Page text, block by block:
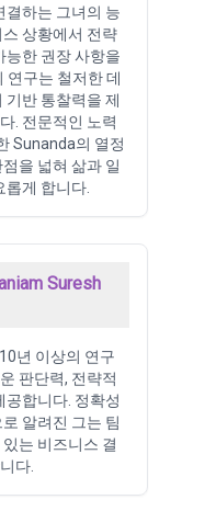
결하는 그녀의 능
상황에서 전략
능한 권장 사항을
연구는 철저한 데
기반 통찰력을 제
. 전문적인 노력
Sunanda의 열정
을 넓혀 삶과 일
게 합니다.
Suresh
년 이상의 연구
판단력, 전략적
공합니다. 정확성
알려진 그는 팀
는 비즈니스 결
다.